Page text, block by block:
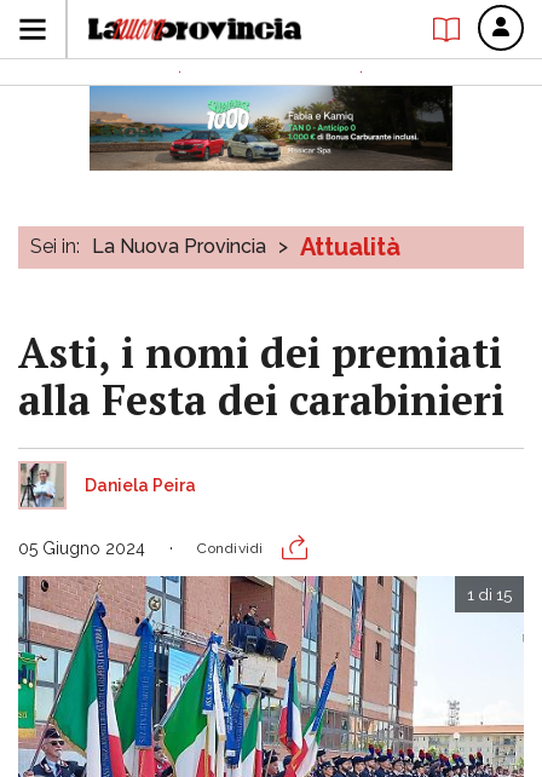
Sei in: La Nuova Provincia > Attualità
Asti, i nomi dei premiati
alla Festa dei carabinieri
Daniela Peira
05 Giugno 2024 Condividi
1 di 15